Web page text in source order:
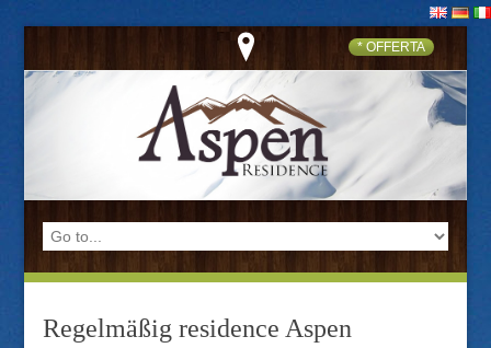
* OFFERTA
Regelmäßig residence Aspen